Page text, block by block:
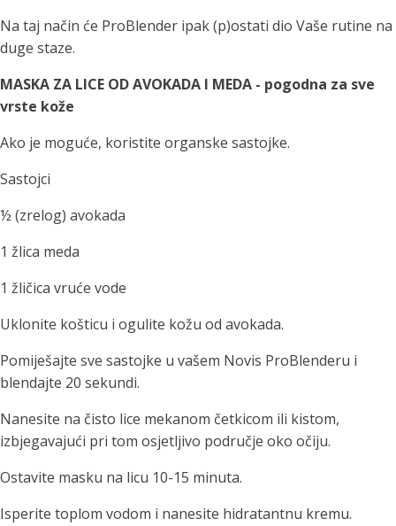
Na taj način će ProBlender ipak (p)ostati dio Vaše rutine na
duge staze.
MASKA ZA LICE OD AVOKADA I MEDA - pogodna za sve
vrste kože
Ako je moguće, koristite organske sastojke.
Sastojci
½ (zrelog) avokada
1 žlica meda
1 žličica vruće vode
Uklonite košticu i ogulite kožu od avokada.
Pomiješajte sve sastojke u vašem Novis ProBlenderu i
blendajte 20 sekundi.
Nanesite na čisto lice mekanom četkicom ili kistom,
izbjegavajući pri tom osjetljivo područje oko očiju.
Ostavite masku na licu 10-15 minuta.
Isperite toplom vodom i nanesite hidratantnu kremu.